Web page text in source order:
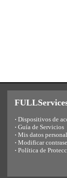
· Dispositivos de
· Guía de Servicios
· Mis datos
· Modificar
· Política de